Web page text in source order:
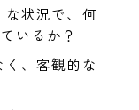
な状況で、何
いるか？
、客観的な